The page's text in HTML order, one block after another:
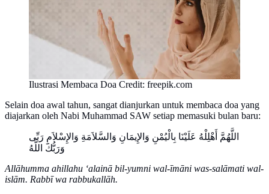
Ilustrasi Membaca Doa Credit: freepik.com
Selain doa awal tahun, sangat dianjurkan untuk membaca doa yang
diajarkan oleh Nabi Muhammad SAW setiap memasuki bulan baru:
اللَّهُمَّ أَهْلِلْهُ عَلَيْنَا بِالْيُمْنِ وَالإِيمَانِ وَالسَّلاَمَةِ وَالإِسْلاَمِ رَبِّى
وَرَبُّكَ اللَّهُ
Allāhumma ahillahu ‘alainā bil-yumni wal-īmāni was-salāmati wal-
islām. Rabbī wa rabbukallāh.